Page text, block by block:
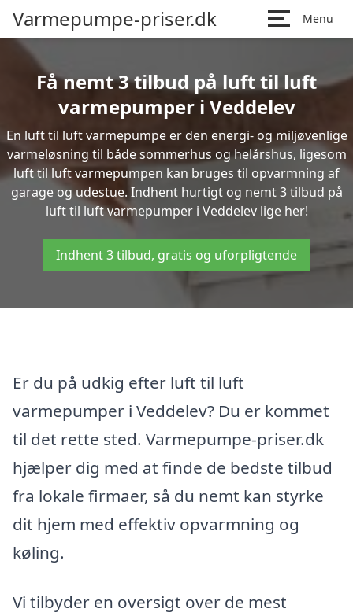
Varmepumpe-priser.dk Menu
Få nemt 3 tilbud på luft til luft
varmepumper i Veddelev
En luft til luft varmepumpe er den energi- og miljøvenlige
varmeløsning til både sommerhus og helårshus, ligesom
luft til luft varmepumpen kan bruges til opvarmning af
garage og udestue. Indhent hurtigt og nemt 3 tilbud på
luft til luft varmepumper i Veddelev lige her!
Indhent 3 tilbud, gratis og uforpligtende
Er du på udkig efter luft til luft
varmepumper i Veddelev? Du er kommet
til det rette sted. Varmepumpe-priser.dk
hjælper dig med at finde de bedste tilbud
fra lokale firmaer, så du nemt kan styrke
dit hjem med effektiv opvarmning og
køling.
Vi tilbyder en oversigt over de mest